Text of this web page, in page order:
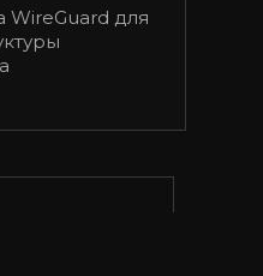
WireGuard для